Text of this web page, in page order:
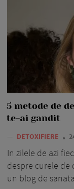
5 metode de
te-ai gandit
— DETOXIFIERE
In zilele de azi
despre curele
un blog de